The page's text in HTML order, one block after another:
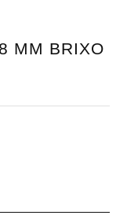
MM BRIXO